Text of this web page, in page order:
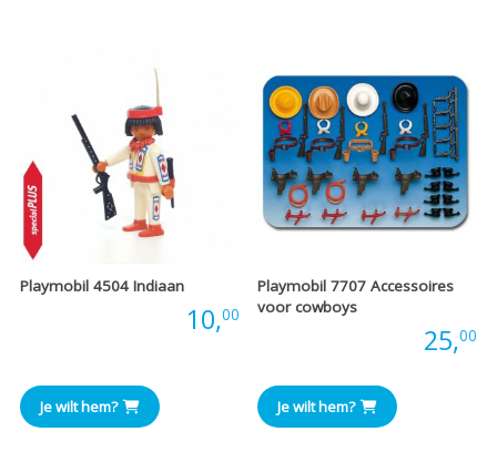
Playmobil 4504 Indiaan
10,00
Je wilt hem?
Playmobil 7707 Accessoires
voor cowboys
25,00
Je wilt hem?